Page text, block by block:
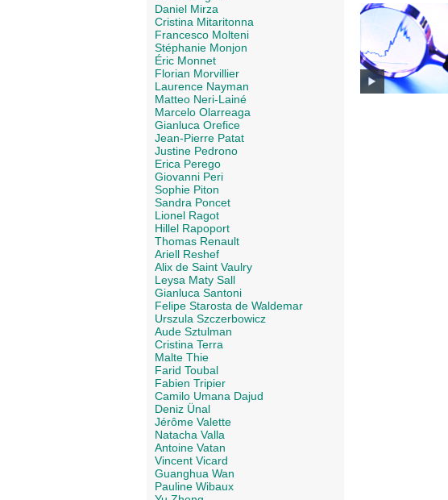
Daniel Mirza
Cristina Mitaritonna
Francesco Molteni
Stéphanie Monjon
Éric Monnet
Florian Morvillier
Laurence Nayman
Matteo Neri-Lainé
Marcelo Olarreaga
Gianluca Orefice
Jean-Pierre Patat
Justine Pedrono
Erica Perego
Giovanni Peri
Sophie Piton
Sandra Poncet
Lionel Ragot
Hillel Rapoport
Thomas Renault
Ariell Reshef
Alix de Saint Vaulry
Leysa Maty Sall
Gianluca Santoni
Felipe Starosta de Waldemar
Urszula Szczerbowicz
Aude Sztulman
Cristina Terra
Malte Thie
Farid Toubal
Fabien Tripier
Camilo Umana Dajud
Deniz Ünal
Jérôme Valette
Natacha Valla
Antoine Vatan
Vincent Vicard
Guanghua Wan
Pauline Wibaux